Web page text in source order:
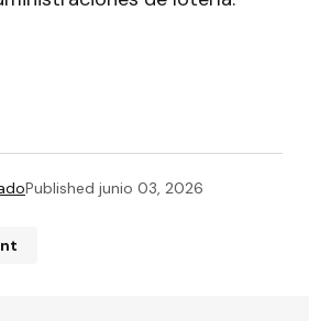
Published junio 03, 2026